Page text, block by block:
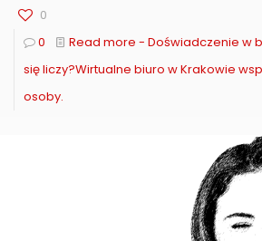
0
0
Read more - Doświadczenie w
się liczy?Wirtualne biuro w Krakowie
osoby.